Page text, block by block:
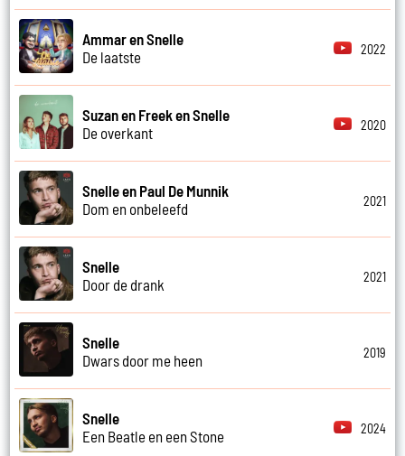
Ammar en Snelle
De laatste
2022
Suzan en Freek en Snelle
De overkant
2020
Snelle en Paul De Munnik
Dom en onbeleefd
2021
Snelle
Door de drank
2021
Snelle
Dwars door me heen
2019
Snelle
Een Beatle en een Stone
2024